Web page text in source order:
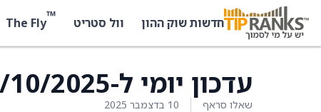
חדשות שוק ההון וול סטריט ™
The Fly
עדכון יומי ל-ETF SCHD, 12/10/2025
שאלו סראף 10 בדצמבר 2025